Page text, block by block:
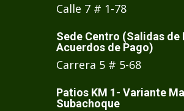
Calle 7 # 1-78
Sede Centro (Salidas de
Acuerdos de Pago)
Carrera 5 # 5-68
Patios KM 1- Variante
Subachoque